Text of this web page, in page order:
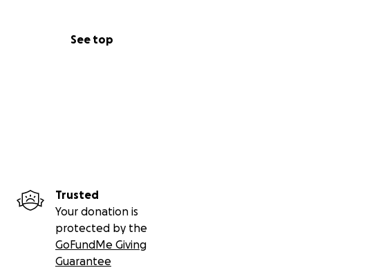
See top
Trusted
Your donation is
protected by the
GoFundMe Giving
Guarantee